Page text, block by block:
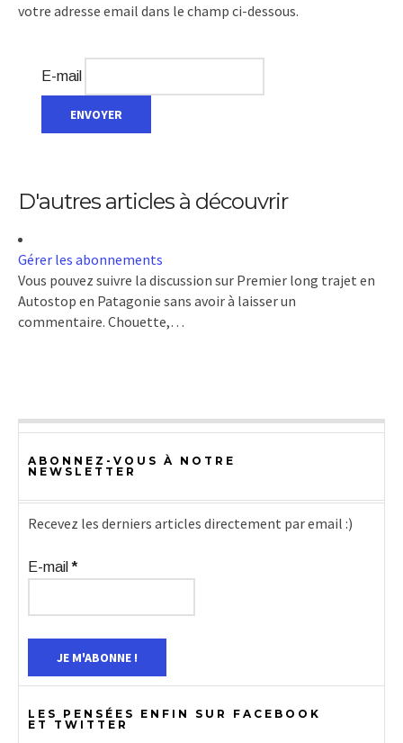
votre adresse email dans le champ ci-dessous.
E-mail
D'autres articles à découvrir
Gérer les abonnements
Vous pouvez suivre la discussion sur Premier long trajet en
Autostop en Patagonie sans avoir à laisser un
commentaire. Chouette,…
ABONNEZ-VOUS À NOTRE
NEWSLETTER
Recevez les derniers articles directement par email :)
E-mail*
LES PENSÉES ENFIN SUR FACEBOOK
ET TWITTER